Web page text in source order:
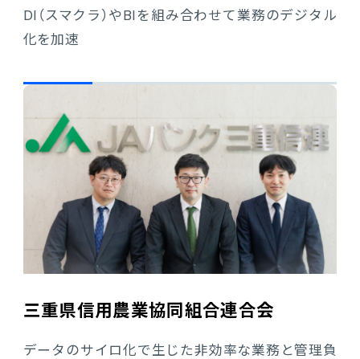
DI（スマクラ）やBIを組み合わせて業務のデジタル
化を加速
三重県信用農業協同組合連合会
データのサイロ化で生じた非効率な業務と管理負